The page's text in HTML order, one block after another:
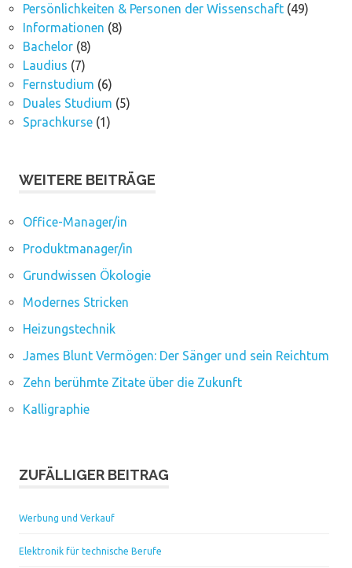
Persönlichkeiten & Personen der Wissenschaft(49)
Informationen (8)
Bachelor(8)
Laudius (7)
Fernstudium (6)
Duales Studium (5)
Sprachkurse(1)
WEITERE BEITRÄGE
Office-Manager/in
Produktmanager/in
Grundwissen Ökologie
Modernes Stricken
Heizungstechnik
James Blunt Vermögen: Der Sänger und sein Reichtum
Zehn berühmte Zitate über die Zukunft
Kalligraphie
ZUFÄLLIGER BEITRAG
Werbung und Verkauf
Elektronik für technische Berufe